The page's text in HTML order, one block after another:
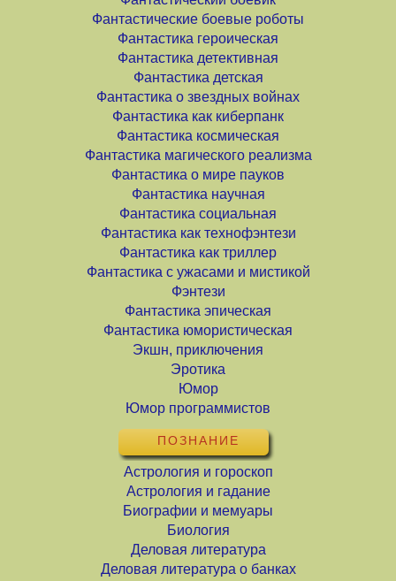
Фантастические боевые роботы
Фантастика героическая
Фантастика детективная
Фантастика детская
Фантастика о звездных войнах
Фантастика как киберпанк
Фантастика космическая
Фантастика магического реализма
Фантастика о мире пауков
Фантастика научная
Фантастика социальная
Фантастика как технофэнтези
Фантастика как триллер
Фантастика с ужасами и мистикой
Фэнтези
Фантастика эпическая
Фантастика юмористическая
Экшн, приключения
Эротика
Юмор
Юмор программистов
ПОЗНАНИЕ
Астрология и гороскоп
Астрология и гадание
Биографии и мемуары
Биология
Деловая литература
Деловая литература о банках